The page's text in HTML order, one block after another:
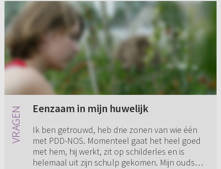
Eenzaam in mijn huwelijk
Ik ben getrouwd, heb drie zonen van wie één
met PDD-NOS. Momenteel gaat het heel goed
met hem, hij werkt, zit op schilderles en is
helemaal uit zijn schulp gekomen. Mijn oudste